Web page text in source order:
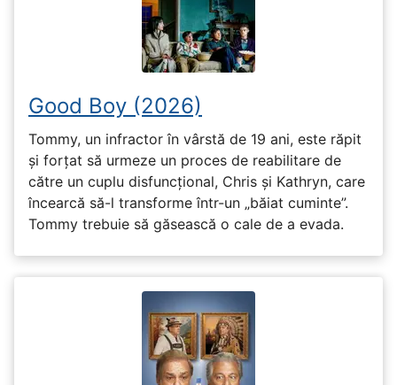
Good Boy (2026)
Tommy, un infractor în vârstă de 19 ani, este răpit
și forțat să urmeze un proces de reabilitare de
către un cuplu disfuncțional, Chris și Kathryn, care
încearcă să-l transforme într-un „băiat cuminte”.
Tommy trebuie să găsească o cale de a evada.